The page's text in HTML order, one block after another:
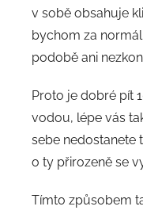
v sobě obsahuje
bychom za
podobě ani
Proto je dobré pít
vodou, lépe vás
sebe nedostanete
o ty přirozeně se
Tímto způsobem